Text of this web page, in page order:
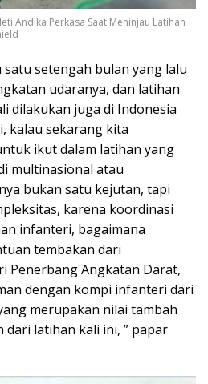
Andika Perkasa Saat Meninjau Latihan
satu setengah bulan yang lalu
udaranya, dan latihan
dilakukan juga di Indonesia
kalau sekarang kita
ikut dalam latihan yang
multinasional atau
bukan satu kejutan, tapi
karena koordinasi
infanteri, bagaimana
tembakan dari
Penerbang Angkatan Darat,
dengan kompi infanteri dari
merupakan nilai tambah
dari latihan kali ini, ” papar